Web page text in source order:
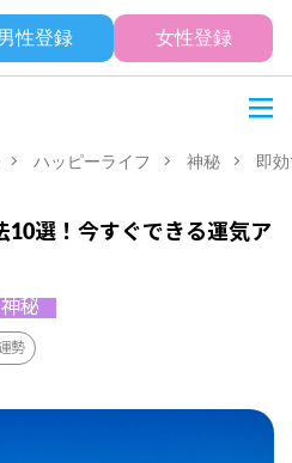
性登録 女性登録
ハッピーライフ 神秘 即
10選！今すぐできる運気ア
神秘
勢